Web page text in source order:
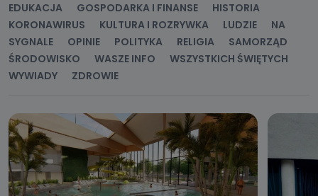
EDUKACJA
GOSPODARKA I FINANSE
HISTORIA
KORONAWIRUS
KULTURA I ROZRYWKA LUDZIE
NA
SYGNALE
OPINIE POLITYKA RELIGIA
SAMORZĄD
ŚRODOWISKO
WASZE INFO
WSZYSTKICH ŚWIĘTYCH
WYWIADY
ZDROWIE